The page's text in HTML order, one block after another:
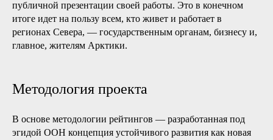
публичной презентации своей работы. Это в конечном
итоге идет на пользу всем, кто живет и работает в
регионах Севера, — государственным органам, бизнесу и,
главное, жителям Арктики.
Методология проекта
В основе методологии рейтингов — разработанная под
эгидой ООН концепция устойчивого развития как новая